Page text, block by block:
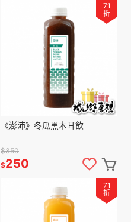
71
折
《澎沛》冬瓜黑木耳飲
$350
$250
71
折